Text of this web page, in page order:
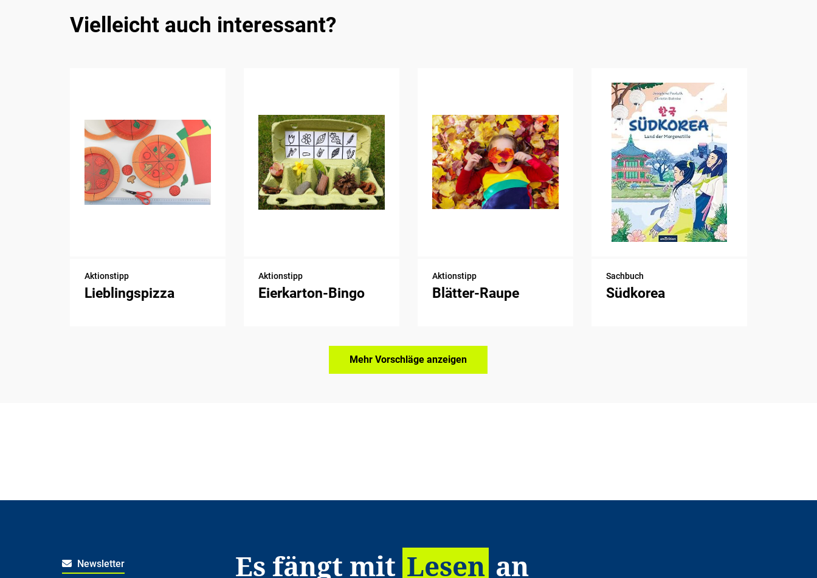
Vielleicht auch interessant?
Aktionstipp
Lieblingspizza
Aktionstipp
Eierkarton-Bingo
Aktionstipp
Blätter-Raupe
Sachbuch
Südkorea
Mehr Vorschläge anzeigen
Newsletter Es fängt mit Lesen an